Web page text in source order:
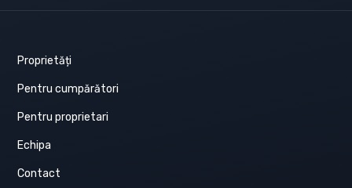
Proprietăți
Pentru cumpărători
Pentru proprietari
Echipa
Contact